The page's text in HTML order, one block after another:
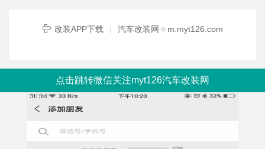
改装APP下载 | 汽车改装网 ★m.myt126.com
点击跳转微信关注myt126汽车改装网